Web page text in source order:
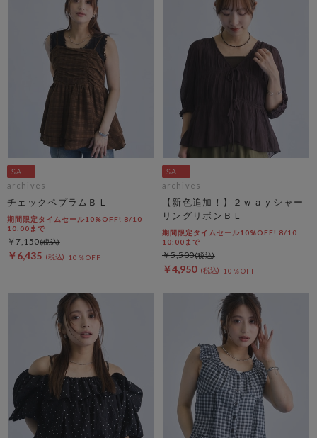
archives
チェックペプラムＢＬ
期間限定タイムセール10%OFF! 8/10
10:00まで
￥6,435 10％OFF
￥7,150
archives
【新色追加！】２ｗａｙシャー
リングリボンＢＬ
期間限定タイムセール10%OFF! 8/10
10:00まで
￥4,950 10％OFF
￥5,500